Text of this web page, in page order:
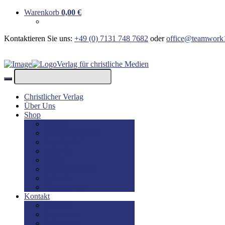
Warenkorb 0,00 €
Kontaktieren Sie uns: +49 (0) 7131 748 7682 oder
Verlag für christliche Medien
Christlicher Verlag
Über Uns
Shop
Kontakt